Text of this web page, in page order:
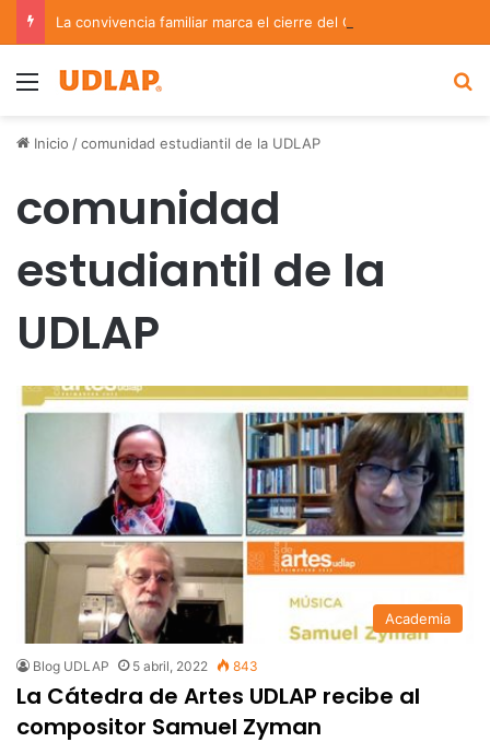
Menu
Inicio /comunidad estudiantil de la UDLAP
comunidad
estudiantil de la
UDLAP
Academia
Blog UDLAP 5 abril, 2022 843
La Cátedra de Artes UDLAP recibe al
compositor Samuel Zyman